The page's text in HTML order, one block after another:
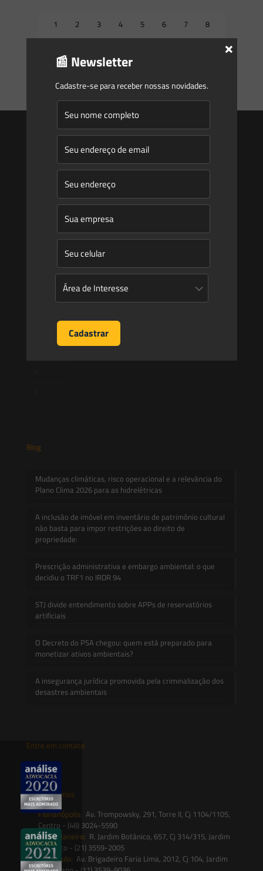
1 2 3 4 5 6 7
8
17
18 19 20
25
26 27 28
Início
Quem Somos
Atuação
Equipe
Newsletter
Artigos
Novidades Legislativas
Blog
Mudanças climáticas, risco operacional e a relevância do
Plano Clima 2026 para as hidrelétricas
A inclusão de imóvel em inventário de patrimônio cultural
não basta para impor restrições ao direito de
propriedade:
Prescrição administrativa e embargo ambiental: o que
decidiu o TRF1 no IRDR 94
STJ divide entendimento sobre APPs de reservatórios
artificiais
O Decreto do PSA chegou: quem está preparado para
monetizar ativos ambientais?
A insegurança jurídica promovida pela criminalização dos
desastres ambientais
Entre em contato
contato@saesadvogados.com.br
Onde estamos
Florianópolis: Av. Trompowsky, 291, Torre II, Cj 1104/1105,
Centro - (48) 3024-5590
Rio de Janeiro: R. Jardim Botânico, 657, Cj 314/315, Jardim
Botânico - (21) 3559-2005
São Paulo: Av. Brigadeiro Faria Lima, 2012, Cj 104, Jardim
📰 Newsletter
Cadastre-se para receber nossas novidades.
×